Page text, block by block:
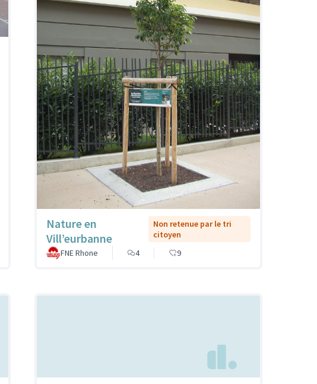
Nature en
Vill’eurbanne
Non retenue par le tri
citoyen
FNE Rhone
4 9